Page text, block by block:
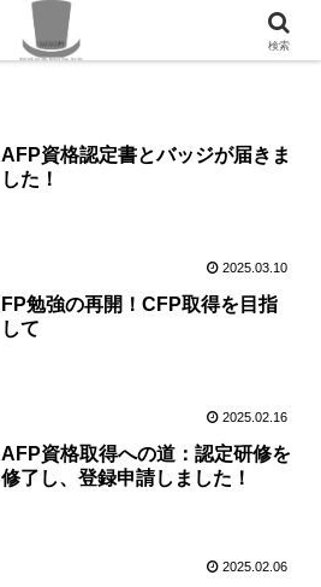
AFP資格認定書とバッジが届きま
した！
2025.03.10
FP勉強の再開！CFP取得を目指
して
2025.02.16
AFP資格取得への道：認定研修を
修了し、登録申請しました！
2025.02.06
検索